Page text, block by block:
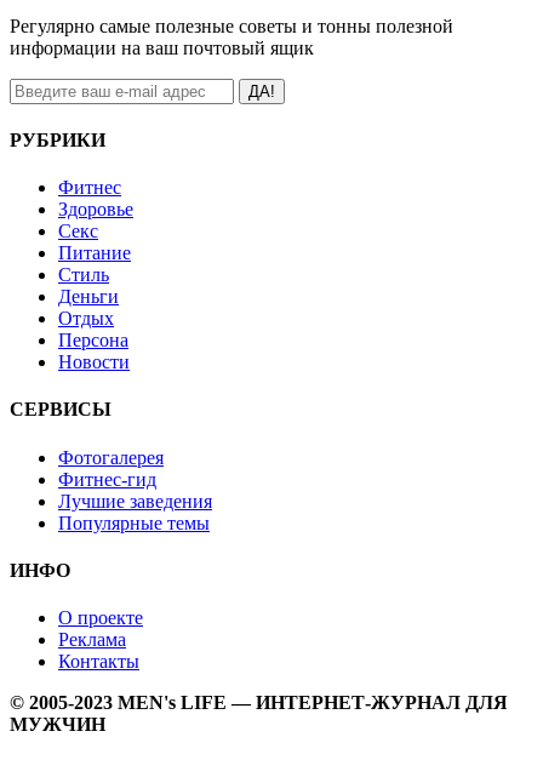
Регулярно самые полезные советы и тонны полезной
информации на ваш почтовый ящик
ДА!
РУБРИКИ
Фитнес
Здоровье
Секс
Питание
Стиль
Деньги
Отдых
Персона
Новости
СЕРВИСЫ
Фотогалерея
Фитнес-гид
Лучшие заведения
Популярные темы
ИНФО
О проекте
Реклама
Контакты
© 2005-2023 MEN's LIFE — ИНТЕРНЕТ-ЖУРНАЛ ДЛЯ
МУЖЧИН